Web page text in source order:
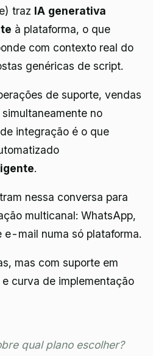
traz IA generativa
à plataforma, o que
com contexto real do
genéricas de script.
de suporte, vendas
no
integração é o que
.
nessa conversa para
multicanal: WhatsApp,
e-mail numa só plataforma.
mas com suporte em
curva de implementação
qual plano escolher?